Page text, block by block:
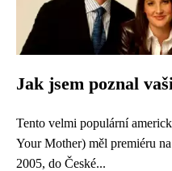
Jak jsem poznal
Tento velmi populární
Your Mother) měl premiéru
2005, do České...